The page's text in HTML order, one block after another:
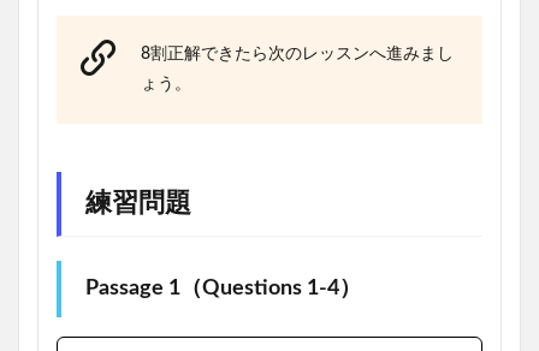
8割正解できたら次のレッスンへ進みまし
ょう。
練習問題
Passage 1（Questions 1-4）